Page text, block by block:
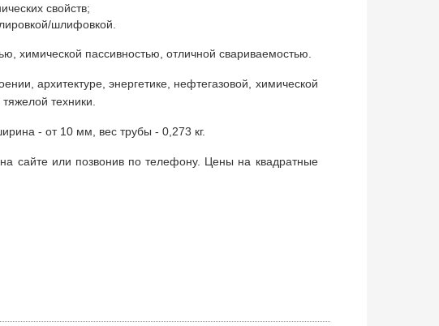
свойств;
шлифовкой.
химической пассивностью, отличной свариваемостью.
архитектуре, энергетике, нефтегазовой, химической
техники.
- от 10 мм, вес трубы - 0,273 кг.
сайте или позвонив по телефону. Цены на квадратные